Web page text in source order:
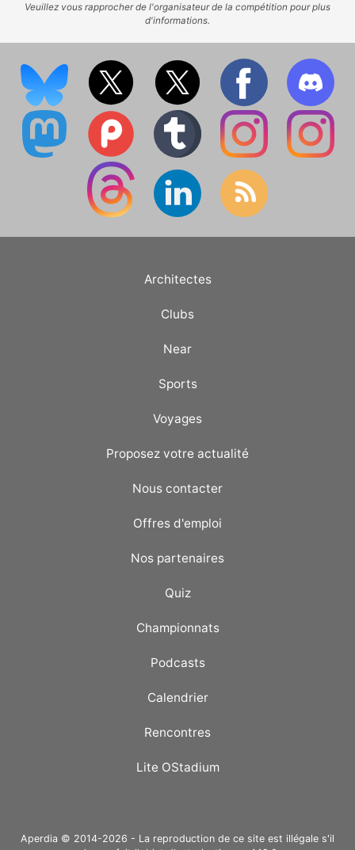
Veuillez vous rapprocher de l'organisateur de la compétition pour plus
d'informations.
Architectes
Clubs
Near
Sports
Voyages
Proposez votre actualité
Nous contacter
Offres d'emploi
Nos partenaires
Quiz
Championnats
Podcasts
Calendrier
Rencontres
Lite OStadium
Aperdia © 2014-2026 - La reproduction de ce site est illégale s'il